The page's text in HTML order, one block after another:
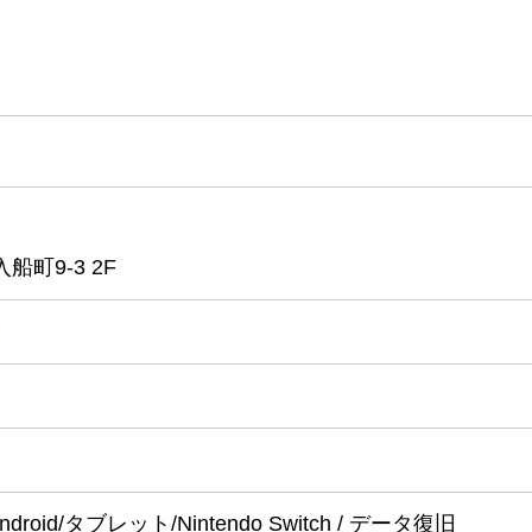
船町9-3 2F
タブレット/Nintendo Switch / データ復旧